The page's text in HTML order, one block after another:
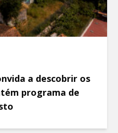
a descobrir os
programa de